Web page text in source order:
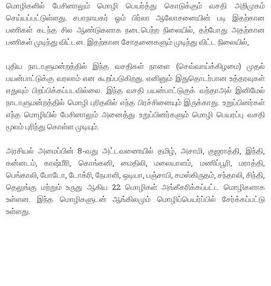
மொழிகளில் பேசினாலும் மொழி பெயர்த்து கொடுக்கும் வசதி அறிமுகம்
செய்யப்பட்டுள்ளது. சபாநாயகர் ஓம் பிர்லா ஆலோசனையின் படி இதற்கான
பணிகள் கடந்த சில ஆண்டுகளாக நடைபெற்ற நிலையில், தற்போது அதற்கான
பணிகள் முடிந்து விட்டன. இதற்கான சோதனைகளும் முடிந்து விட்ட நிலையில்,
புதிய நாடாளுமன்றத்தில் இந்த வசதிகள் நாளை (செவ்வாய்க்கிழமை) முதல்
பயன்பாட்டுக்கு வரலாம் என கூறப்படுகிறது. எனினும் இதுதொடர்பான உத்தரவுகள்
எதுவும் பிறப்பிக்கப்படவில்லை. இந்த வசதி பயன்பாட்டுகுக் வந்தாஅல் இனிமேல்
நாடாளுமன்றத்தில் மொழி புரிதலில் எந்த பிரச்சினையும் இருக்காது. உறுப்பினர்கள்
எந்த மொழியில் பேசினாலும் அனைத்து உறுப்பினர்களும் மொழி பெயரப்பு வசதி
மூலம் புரிந்து கொள்ள முடியும்.
அரசியல் அமைப்பின் 8-வது அட்டவணையில் தமிழ், அசாமி, குஜராத்தி, இந்தி,
கன்னடம், காஷ்மீரி, கொங்கனி, மைதிலி, மலையாளம், மணிப்பூரி, மராத்தி,
பெங்காலி, போடோ, டோக்ரி, நேபாளி, ஒடியா, பஞ்சாபி, சமஸ்கிருதம், சந்தாலி, சிந்தி,
தெலுங்கு மற்றும் உருது ஆகிய 22 மொழிகள் அங்கீகரிக்கப்பட்ட மொழிகளாக
உள்ளன. இந்த மொழிகளுடன் ஆங்கிலமும் மொழிப்பெயர்ப்பில் சேர்க்கப்பட்டு
உள்ளது.